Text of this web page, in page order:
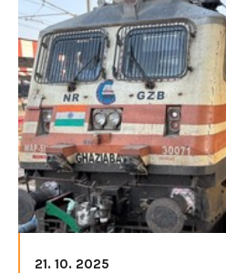
21. 10. 2025